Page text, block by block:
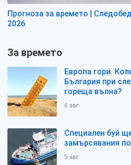
Прогноза за времето |
2026
За времето
Европа гори.
България при
гореща вълна?
6 авг
Специален буй
замърсявания
5 авг